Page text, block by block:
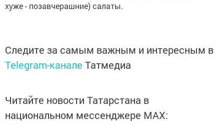
хуже - позавчерашние) салаты.
Следите за самым важным и интересным в
Telegram-канале Татмедиа
Читайте новости Татарстана в
национальном мессенджере MАХ: